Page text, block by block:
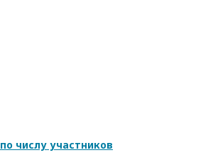
числу участников